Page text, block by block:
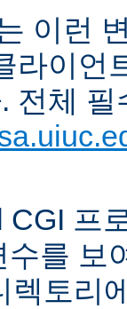
이런
라이언
전체
CGI 프
수를 보
렉토리